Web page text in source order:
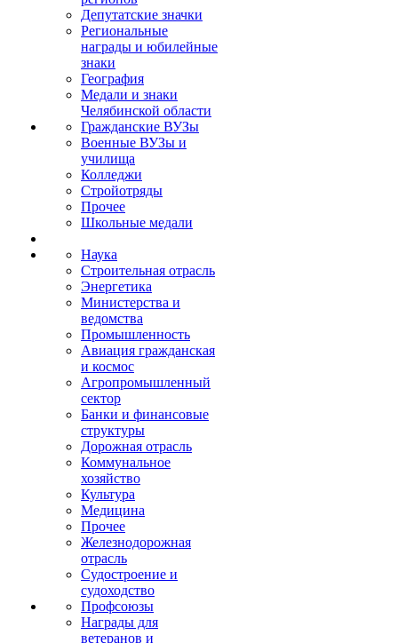
Депутатские значки
Региональные
награды и юбилейные
знаки
География
Медали и знаки
Челябинской области
Гражданские ВУЗы
Военные ВУЗы и
училища
Колледжи
Стройотряды
Прочее
Школьные медали
Наука
Строительная отрасль
Энергетика
Министерства и
ведомства
Промышленность
Авиация гражданская
и космос
Агропромышленный
сектор
Банки и финансовые
структуры
Дорожная отрасль
Коммунальное
хозяйство
Культура
Медицина
Прочее
Железнодорожная
отрасль
Судостроение и
судоходство
Профсоюзы
Награды для
ветеранов и